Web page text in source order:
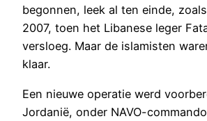
begonnen, leek al ten einde,
2007, toen het Libanese leger
versloeg. Maar de islamisten
klaar.
Een nieuwe operatie werd
Jordanië, onder NAVO-